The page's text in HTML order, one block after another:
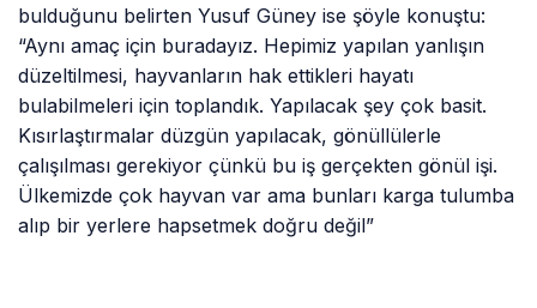
bulduğunu belirten Yusuf Güney ise şöyle konuştu:
“Aynı amaç için buradayız. Hepimiz yapılan yanlışın
düzeltilmesi, hayvanların hak ettikleri hayatı
bulabilmeleri için toplandık. Yapılacak şey çok basit.
Kısırlaştırmalar düzgün yapılacak, gönüllülerle
çalışılması gerekiyor çünkü bu iş gerçekten gönül işi.
Ülkemizde çok hayvan var ama bunları karga tulumba
alıp bir yerlere hapsetmek doğru değil”